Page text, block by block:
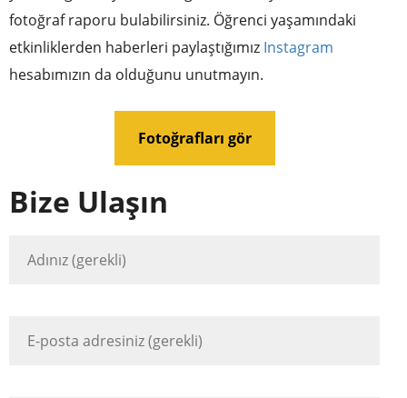
fotoğraf raporu bulabilirsiniz. Öğrenci yaşamındaki
etkinliklerden haberleri paylaştığımız Instagram
hesabımızın da olduğunu unutmayın.
Fotoğrafları gör
Bize Ulaşın